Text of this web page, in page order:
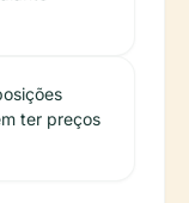
ter preços